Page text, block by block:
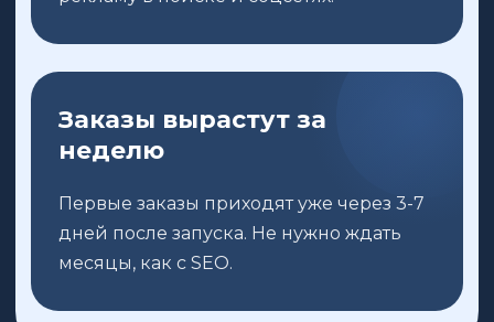
Заказы вырастут за
неделю
Первые заказы приходят уже через 3-7
дней после запуска. Не нужно ждать
месяцы, как с SEO.